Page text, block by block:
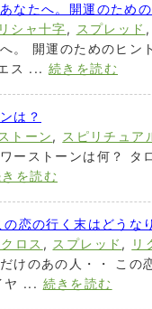
なたへ。開運のため
シャ十字, スプレッド ,
。 開運のためのヒン
ス ... 続きを読む
は？
トーン, スピリチュア
ーストーンは何？
を読む
恋の行く末はどうな
ロス , スプレッド ,
リ
けのあの人・・ この
ヤ ... 続きを読む